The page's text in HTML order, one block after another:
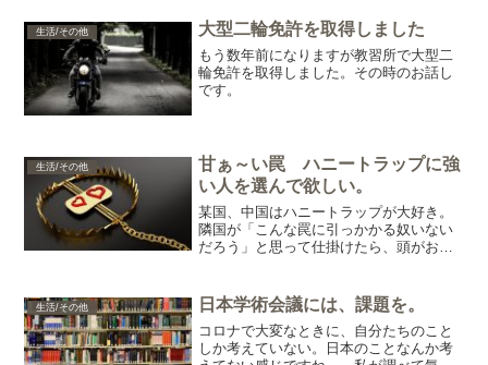
る番組ばかり。 私は、まっ...
生活/その他 大型二輪免許を取得しました
もう数年前になりますが教習所で大型二
輪免許を取得しました。その時のお話し
です。
生活/その他
甘ぁ～い罠 ハニートラップに強
い人を選んで欲しい。
某国、中国はハニートラップが大好き。
隣国が「こんな罠に引っかかる奴いない
だろう」と思って仕掛けたら、頭がお花
ます。 河野氏 罠と見抜ける。高市
氏 罠と見抜ける。 岸田...
生活/その他 日本学術会議には、課題を。
コロナで大変なときに、自分たちのこと
しか考えていない。日本のことなんか考